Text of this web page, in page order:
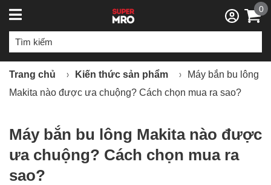
0
Trang chủ Kiến thức sản phẩm
Máy bắn bu lông
Makita nào được ưa chuộng? Cách chọn mua ra sao?
Máy bắn bu lông Makita nào được
ưa chuộng? Cách chọn mua ra
sao?